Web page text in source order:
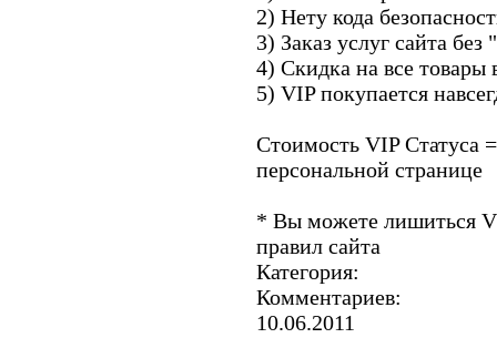
2) Нету кода
3) Заказ услуг сайта
4) Скидка на все товары
5) VIP покупается
Стоимость VIP Статуса
персональной странице
* Вы можете лишиться
правил сайта
Категория:
Комментариев:
10.06.2011